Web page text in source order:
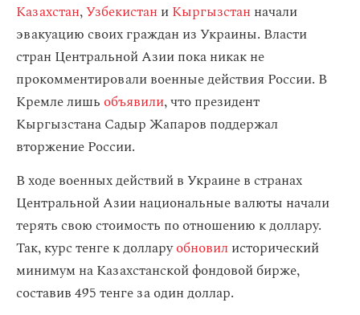
Казахстан,Узбекистан иКыргызстан начали
эвакуацию своих граждан из Украины. Власти
стран Центральной Азии пока никак не
прокомментировали военные действия России. В
Кремле лишь объявили, что президент
Кыргызстана Садыр Жапаров поддержал
вторжение России.
В ходе военных действий в Украине в странах
Центральной Азии национальные валюты начали
терять свою стоимость по отношению к доллару.
Так, курс тенге к долларуобновил исторический
минимум на Казахстанской фондовой бирже,
составив 495 тенге за один доллар.